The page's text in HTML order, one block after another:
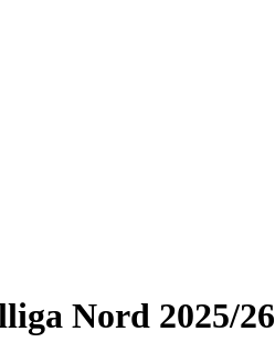
Nord 2025/26